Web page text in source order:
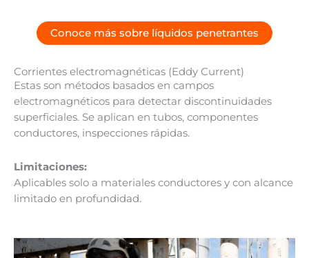
Conoce más sobre líquidos penetrantes
Corrientes electromagnéticas (Eddy Current)
Estas son métodos basados en campos
electromagnéticos para detectar discontinuidades
superficiales. Se aplican en tubos, componentes
conductores, inspecciones rápidas.
Limitaciones:
Aplicables solo a materiales conductores y con alcance
limitado en profundidad.